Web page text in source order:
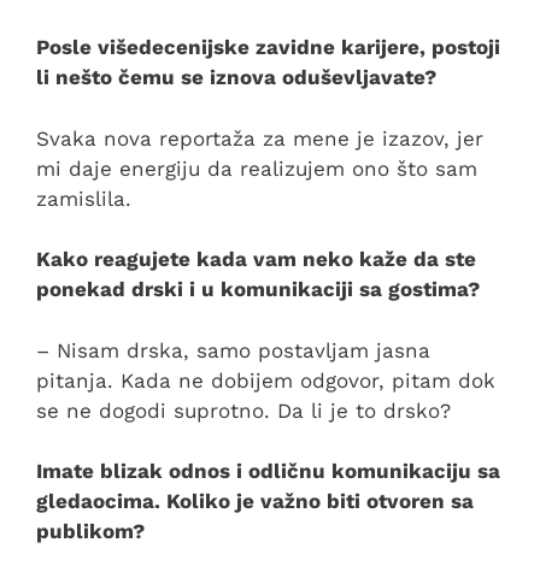
Posle višedecenijske zavidne karijere, postoji
li nešto čemu se iznova oduševljavate?
Svaka nova reportaža za mene je izazov, jer
mi daje energiju da realizujem ono što sam
zamislila.
Kako reagujete kada vam neko kaže da ste
ponekad drski i u komunikaciji sa gostima?
– Nisam drska, samo postavljam jasna
pitanja. Kada ne dobijem odgovor, pitam dok
se ne dogodi suprotno. Da li je to drsko?
Imate blizak odnos i odličnu komunikaciju sa
gledaocima. Koliko je važno biti otvoren sa
publikom?